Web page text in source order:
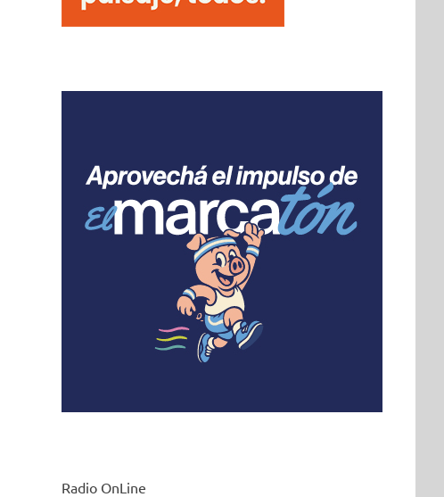
Radio OnLine